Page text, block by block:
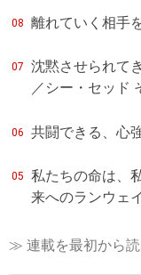
08 離れていく相手
07
沈黙させられて
／シー・セッド
06 共闘できる、心
05
私たちの命は
来へのランウェイ
≫ 連載を最初から